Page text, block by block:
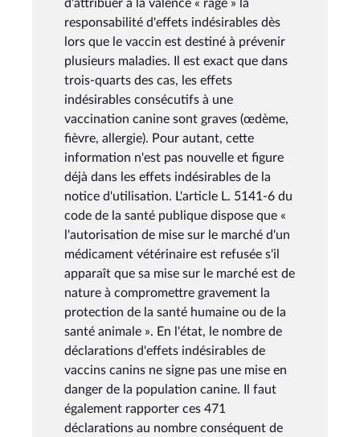
d'attribuer à la valence « rage » la
responsabilité d'effets indésirables dès
lors que le vaccin est destiné à prévenir
plusieurs maladies. Il est exact que dans
trois-quarts des cas, les effets
indésirables consécutifs à une
vaccination canine sont graves (œdème,
fièvre, allergie). Pour autant, cette
information n'est pas nouvelle et figure
déjà dans les effets indésirables de la
notice d'utilisation. L'article L. 5141-6 du
code de la santé publique dispose que «
l'autorisation de mise sur le marché d'un
médicament vétérinaire est refusée s'il
apparaît que sa mise sur le marché est de
nature à compromettre gravement la
protection de la santé humaine ou de la
santé animale ». En l'état, le nombre de
déclarations d'effets indésirables de
vaccins canins ne signe pas une mise en
danger de la population canine. Il faut
également rapporter ces 471
déclarations au nombre conséquent de